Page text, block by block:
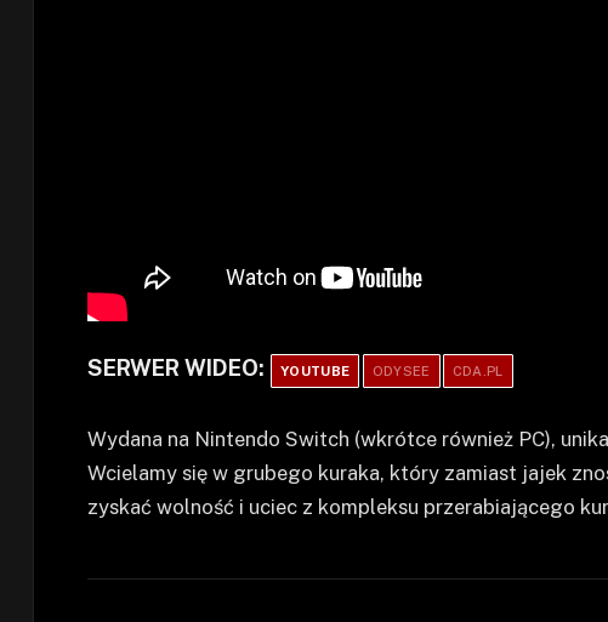
SERWER WIDEO: YOUTUBE ODYSEE CDA.PL
Wydana na Nintendo Switch (wkrótce również PC),
Wcielamy się w grubego kuraka, który zamiast jajek
zyskać wolność i uciec z kompleksu przerabiającego